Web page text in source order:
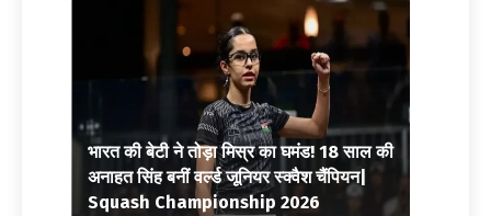
भारत की बेटी ने तोड़ा मिस्र का घमंड! 18 साल की
अनाहत सिंह बनीं वर्ल्ड जूनियर स्क्वैश चैंपियन|
Squash Championship 2026